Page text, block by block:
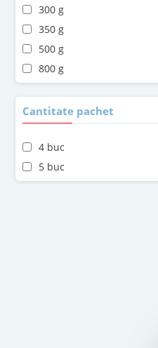
300 g
350 g
500 g
800 g
Cantitate pachet
4 buc
5 buc